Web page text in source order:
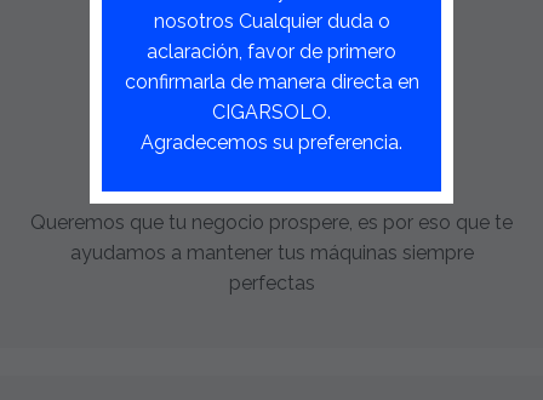
MANTENIMIENTO Y
REFACCIONES
Queremos que tu negocio prospere, es por eso que te
ayudamos a mantener tus máquinas siempre
perfectas
nosotros Cualquier duda o
aclaración, favor de primero
confirmarla de manera directa en
CIGARSOLO.
Agradecemos su preferencia.